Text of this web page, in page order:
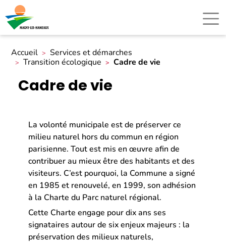
Accueil
Services et démarches
Transition écologique
Cadre de vie
Cadre de vie
La volonté municipale est de préserver ce
milieu naturel hors du commun en région
parisienne. Tout est mis en œuvre afin de
contribuer au mieux être des habitants et des
visiteurs. C’est pourquoi, la Commune a signé
en 1985 et renouvelé, en 1999, son adhésion
à la Charte du Parc naturel régional.
Cette Charte engage pour dix ans ses
signataires autour de six enjeux majeurs : la
préservation des milieux naturels,